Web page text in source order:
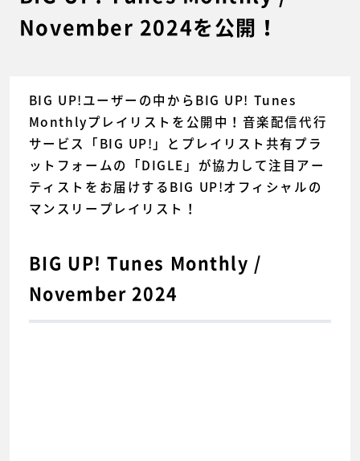
November 2024を公開！
BIG UP!ユーザーの中からBIG UP! Tunes
Monthlyプレイリストを公開中！音楽配信代行
サービス「BIG UP!」とプレイリスト共有プラ
ットフォームの「DIGLE」が協力して注目アー
ティストをお届けするBIG UP!オフィシャルの
マンスリープレイリスト！
BIG UP! Tunes Monthly /
November 2024